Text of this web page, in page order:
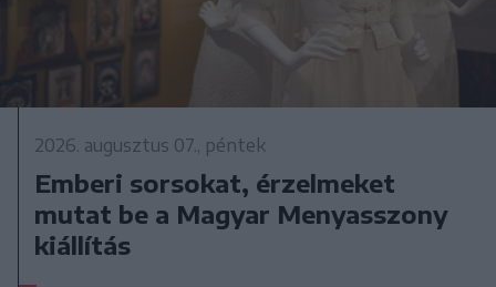
2026. augusztus 07., péntek
Emberi sorsokat, érzelmeket
mutat be a Magyar Menyasszony
kiállítás